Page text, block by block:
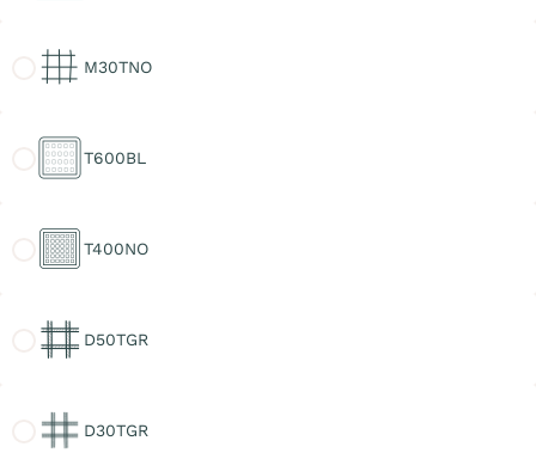
M30TNO
T600BL
T400NO
D50TGR
D30TGR